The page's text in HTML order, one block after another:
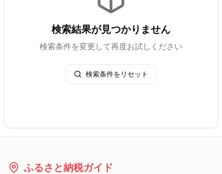
検索結果が見つかりません
検索条件を変更して再度お試しください
検索条件をリセット
ふるさと納税ガイド